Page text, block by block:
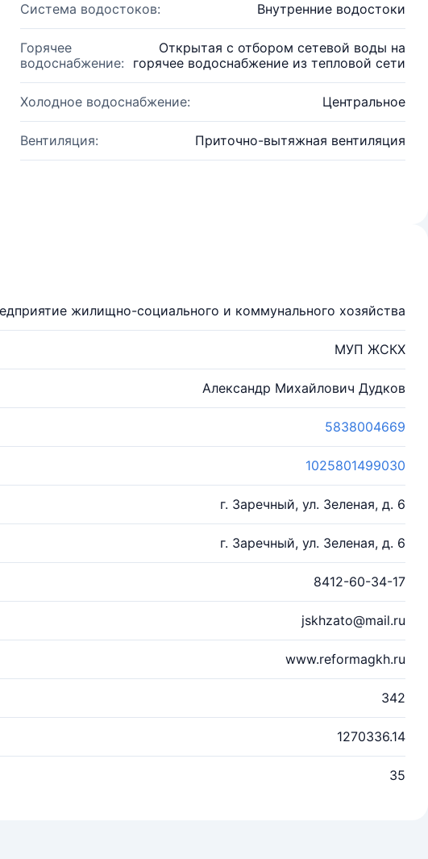
Система водостоков: Внутренние водостоки
Горячее
водоснабжение:
Открытая с отбором сетевой воды на
горячее водоснабжение из тепловой сети
Холодное водоснабжение: Центральное
Вентиляция: Приточно-вытяжная вентиляция
жилищно-социального и коммунального хозяйства
МУП ЖСКХ
Александр Михайлович Дудков
5838004669
1025801499030
г. Заречный, ул. Зеленая, д. 6
г. Заречный, ул. Зеленая, д. 6
8412-60-34-17
jskhzato@mail.ru
www.reformagkh.ru
342
1270336.14
35